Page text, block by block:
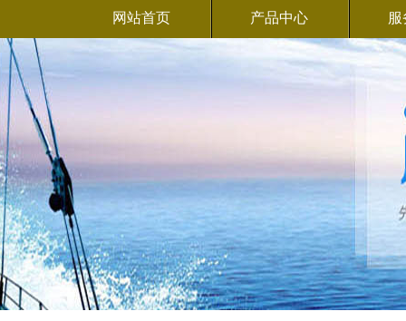
网站首页 产品中心